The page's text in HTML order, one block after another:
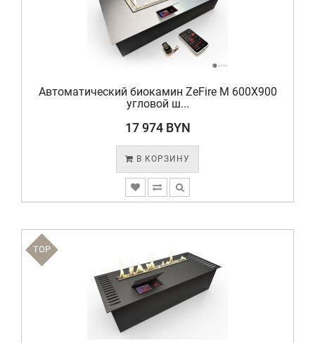
Автоматический биокамин ZeFire М 600X900
угловой ш...
17 974 BYN
В КОРЗИНУ
TOP